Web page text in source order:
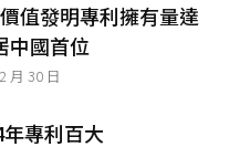
值發明專利擁有量達
中國首位
月 30 日
專利百大